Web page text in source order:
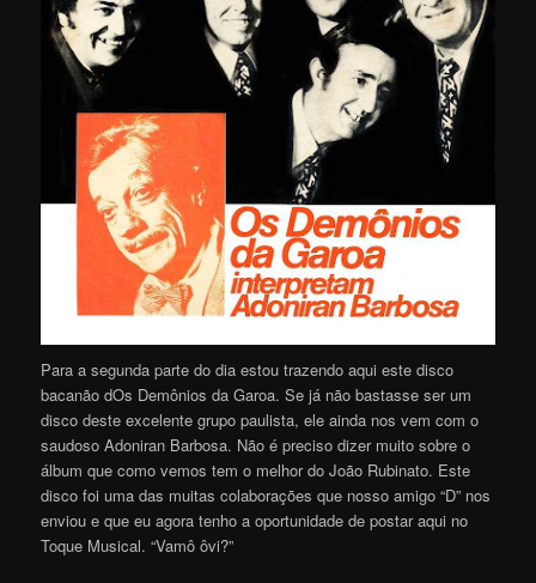
Para a segunda parte do dia estou trazendo aqui este disco
bacanão dOs Demônios da Garoa. Se já não bastasse ser um
disco deste excelente grupo paulista, ele ainda nos vem com o
saudoso Adoniran Barbosa. Não é preciso dizer muito sobre o
álbum que como vemos tem o melhor do João Rubinato. Este
disco foi uma das muitas colaborações que nosso amigo “D” nos
enviou e que eu agora tenho a oportunidade de postar aqui no
Toque Musical. “Vamô ôvi?”